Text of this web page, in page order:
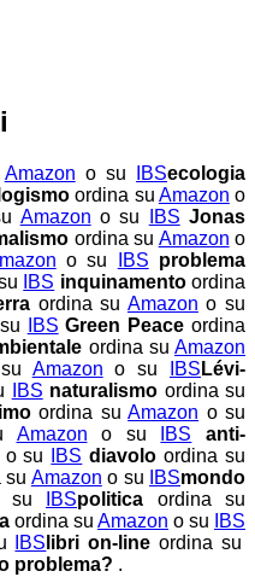
Amazon o su IBSecologia
ordina su Amazon o
Amazon o su IBS Jonas
ordina su Amazon o
o su IBS problema
IBS inquinamento ordina
ordina su Amazon o su
IBS Green Peace ordina
ordina suAmazon
Amazon o su IBS Lévi-
IBS naturalismo ordina su
ordina suAmazon o su
Amazon o su IBS anti-
o su IBS diavolo ordina su
su Amazon o su IBSmondo
su IBSpolitica
ordina su
ordina su Amazon o su
IBS
IBS libri on-line ordina su
problema? .